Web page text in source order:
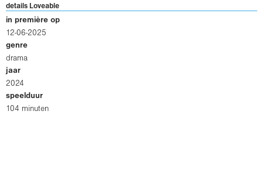
details Loveable
in première op
12-06-2025
genre
drama
jaar
2024
speelduur
104 minuten